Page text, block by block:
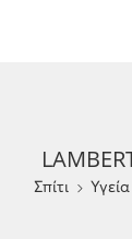
Σπίτι